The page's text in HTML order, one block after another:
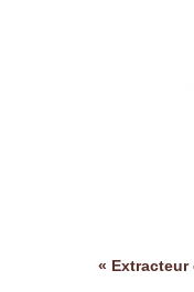
« Extracteur